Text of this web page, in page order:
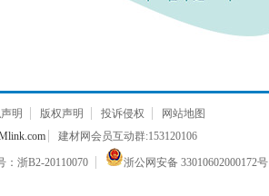
明 版权声明 投诉侵权
网站地图
建材网会员互动群:153120106
：浙B2-20110070 浙公网安备 33010602000172号